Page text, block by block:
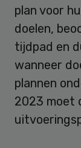
plan voor
doelen,
tijdpad en
wanneer
plannen
2023 moet